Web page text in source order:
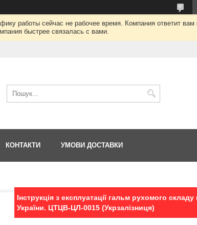
работы сейчас не рабочее время. Компания ответит
быстрее связалась с вами.
КОНТАКТИ УМОВИ ДОСТАВКИ
Інструкція з експлуатації гальм рухомого складу
України. ЦТЦВ-ЦЛ-0015 (Укрзалізниця)